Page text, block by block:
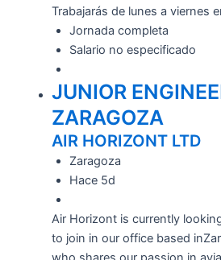
Trabajarás de lunes a viernes
Jornada completa
Salario no especificado
JUNIOR
ZARAGOZA
AIR HORIZONT LTD
Zaragoza
Hace 5d
Air Horizont is currently
to join in our office based